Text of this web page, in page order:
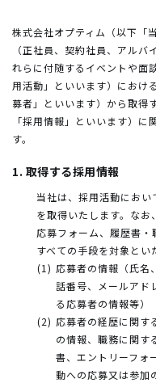
株式会社オプティム（以下「
（正社員、契約社員、アル
れらに付随するイベントや面
用活動」といいます）におけ
募者」といいます）から取得
「採用情報」といいます）
す。
1. 取得する採用情報
当社は、採用活動にお
を取得いたします。なお
応募フォーム、履歴書
すべての手段を対象とい
応募者の情報（氏名
話番号、メールアド
る応募者の情報等）
応募者の経歴に関す
の情報、職務に関す
書、エントリーフォ
動への応募又は参加